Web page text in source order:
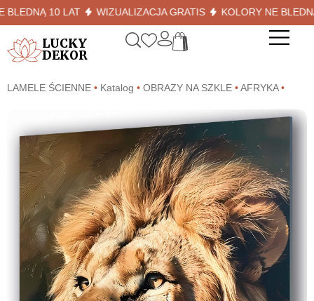
10 LAT WIZUALIZACJA GRATIS KOLORY NE BLEDNĄ
LUCKY
DEKOR
LAMELE ŚCIENNE • Katalog • OBRAZY NA SZKLE • AFRYKA•